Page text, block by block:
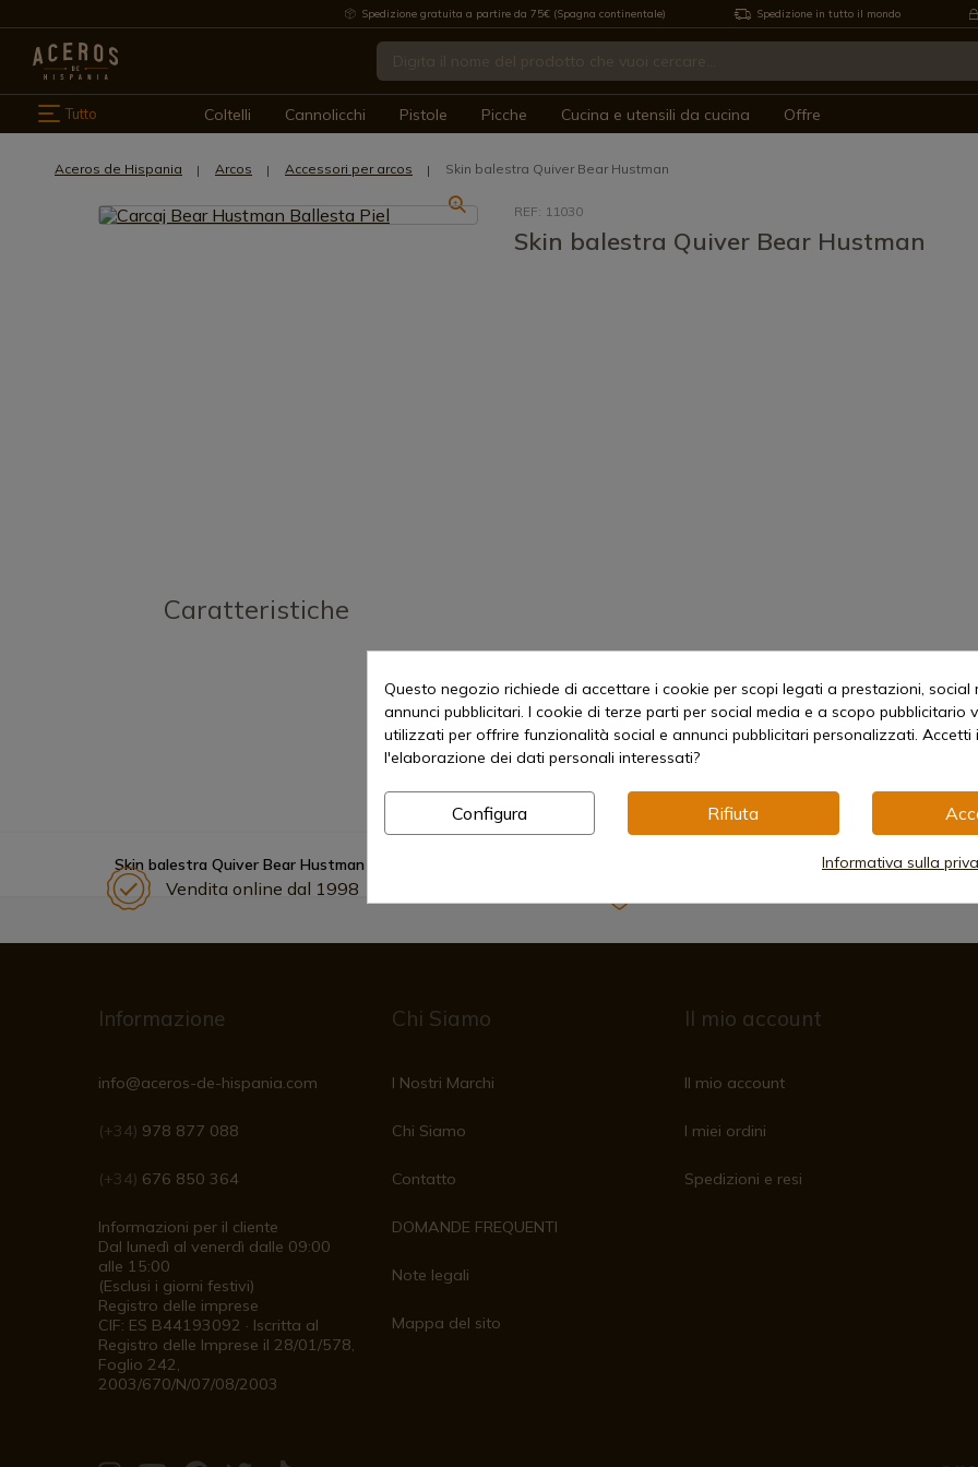
Spedizione gratuita a partire da 75€ (Spagna continentale) Spedizione in tutto il mondo
Tutto Coltelli Cannolicchi Pistole Picche Cucina e utensili da cucina Offre
Aceros de Hispania Arcos Accessori per arcos Skin balestra Quiver Bear Hustman
REF: 11030
Skin balestra Quiver Bear Hustman
Caratteristiche
Skin balestra Quiver Bear Hustman
Vendita online dal 1998
Informazione
info@aceros-de-hispania.com
(+34) 978 877 088
(+34) 676 850 364
Informazioni per il cliente
Dal lunedì al venerdì dalle 09:00
alle 15:00
(Esclusi i giorni festivi)
Registro delle imprese
CIF: ES B44193092 · Iscritta al
Registro delle Imprese il 28/01/578,
Foglio 242,
2003/670/N/07/08/2003
Chi Siamo
I Nostri Marchi
Chi Siamo
Contatto
DOMANDE FREQUENTI
Note legali
Mappa del sito
Il mio account
Il mio account
I miei ordini
Spedizioni e resi
Questo negozio richiede di accettare i cookie per scopi legati a prestazioni, social
annunci pubblicitari. I cookie di terze parti per social media e a scopo pubblicitario
utilizzati per offrire funzionalità social e annunci pubblicitari personalizzati. Accetti
l'elaborazione dei dati personali interessati?
Configura Rifiuta
Informativa sulla